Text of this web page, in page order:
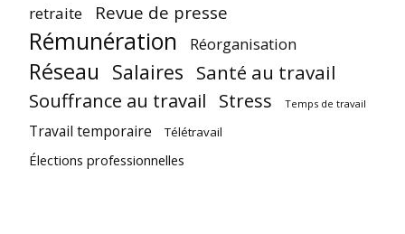
retraite Revue de presse
Rémunération Réorganisation
Réseau Salaires Santé au travail
Souffrance au travail Stress Temps de travail
Travail temporaire Télétravail
Élections professionnelles